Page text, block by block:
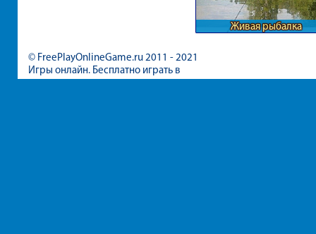
Живая рыбалка
© FreePlayOnlineGame.ru 2011 - 2021
Игры онлайн. Бесплатно играть в
игры для девочек и мальчиков